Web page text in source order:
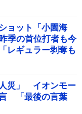
ョット「小園海
季の首位打者も今
レギュラー剥奪も
人災」 イオンモー
「最後の言葉